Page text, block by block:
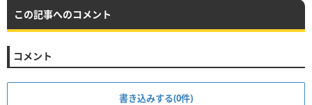
この記事へのコメント
コメント
書き込みする(0件)